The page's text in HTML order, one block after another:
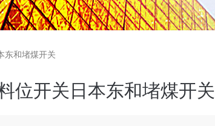
东和堵煤开关
位开关日本东和堵煤开关